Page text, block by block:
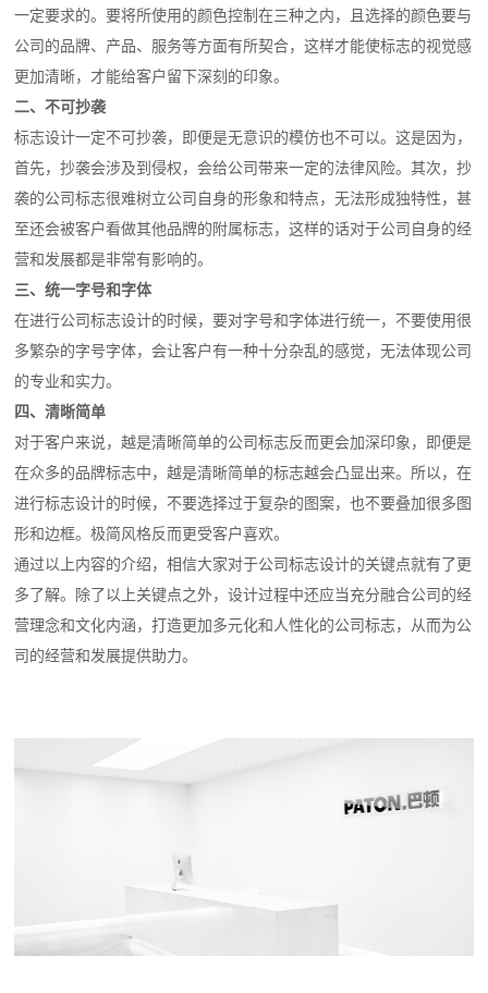
一定要求的。要将所使用的颜色控制在三种之内，且选择的颜色要与
公司的品牌、产品、服务等方面有所契合，这样才能使标志的视觉感
更加清晰，才能给客户留下深刻的印象。
二、不可抄袭
标志设计一定不可抄袭，即便是无意识的模仿也不可以。这是因为，
首先，抄袭会涉及到侵权，会给公司带来一定的法律风险。其次，抄
袭的公司标志很难树立公司自身的形象和特点，无法形成独特性，甚
至还会被客户看做其他品牌的附属标志，这样的话对于公司自身的经
营和发展都是非常有影响的。
三、统一字号和字体
在进行公司标志设计的时候，要对字号和字体进行统一，不要使用很
多繁杂的字号字体，会让客户有一种十分杂乱的感觉，无法体现公司
的专业和实力。
四、清晰简单
对于客户来说，越是清晰简单的公司标志反而更会加深印象，即便是
在众多的品牌标志中，越是清晰简单的标志越会凸显出来。所以，在
进行标志设计的时候，不要选择过于复杂的图案，也不要叠加很多图
形和边框。极简风格反而更受客户喜欢。
通过以上内容的介绍，相信大家对于公司标志设计的关键点就有了更
多了解。除了以上关键点之外，设计过程中还应当充分融合公司的经
营理念和文化内涵，打造更加多元化和人性化的公司标志，从而为公
司的经营和发展提供助力。